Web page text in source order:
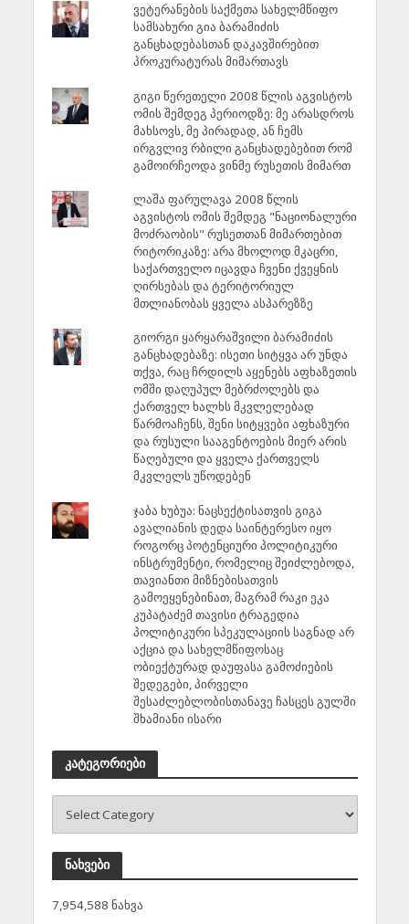
ვეტერანების საქმეთა სახელმწიფო
სამსახური გია ბარამიძის
განცხადებასთან დაკავშირებით
პროკურატურას მიმართავს
გიგი წერეთელი 2008 წლის აგვისტოს
ომის შემდეგ პერიოდზე: მე არასდროს
მახსოვს, მე პირადად, ან ჩემს
ირგვლივ რბილი განცხადებებით რომ
გამოირჩეოდა ვინმე რუსეთის მიმართ
ლაშა ფარულავა 2008 წლის
აგვისტოს ომის შემდეგ "ნაციონალური
მოძრაობის" რუსეთთან მიმართებით
რიტორიკაზე: არა მხოლოდ მკაცრი,
საქართველო იცავდა ჩვენი ქვეყნის
ღირსებას და ტერიტორიულ
მთლიანობას ყველა ასპარეზზე
გიორგი ყარყარაშვილი ბარამიძის
განცხადებაზე: ისეთი სიტყვა არ უნდა
თქვა, რაც ჩრდილს აყენებს აფხაზეთის
ომში დაღუპულ მებრძოლებს და
ქართველ ხალხს მკვლელებად
წარმოაჩენს, შენი სიტყვები აფხაზური
და რუსული სააგენტოების მიერ არის
წაღებული და ყველა ქართველს
მკვლელს უწოდებენ
ჯაბა ხუბუა: ნაცსექტისათვის გიგა
ავალიანის დედა საინტერესო იყო
როგორც პოტენციური პოლიტიკური
ინსტრუმენტი, რომელიც შეიძლებოდა,
თავიანთი მიზნებისათვის
გამოეყენებინათ, მაგრამ რაკი ეკა
კუპატაძემ თავისი ტრაგედია
პოლიტიკური სპეკულაციის საგნად არ
აქცია და სახელმწიფოსაც
ობიექტურად დაუფასა გამოძიების
შედეგები, პირველი
შესაძლებლობისთანავე ჩასცეს გულში
შხამიანი ისარი
კატეგორიები
ნახვები
7,954,588 ნახვა